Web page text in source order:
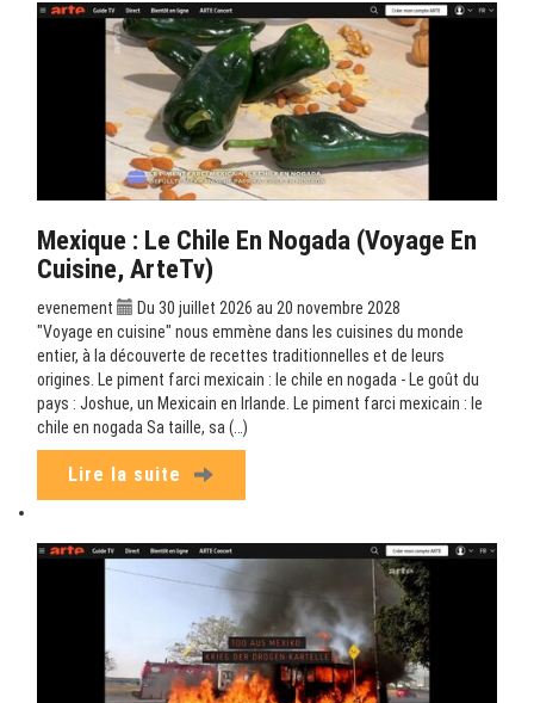
Mexique : Le Chile En Nogada (Voyage En
Cuisine, ArteTv)
evenement
Du 30 juillet 2026 au 20 novembre 2028
"Voyage en cuisine" nous emmène dans les cuisines du monde
entier, à la découverte de recettes traditionnelles et de leurs
origines. Le piment farci mexicain : le chile en nogada - Le goût du
pays : Joshue, un Mexicain en Irlande. Le piment farci mexicain : le
chile en nogada Sa taille, sa (…)
Lire la suite